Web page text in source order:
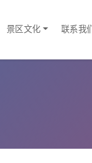
景区文化 联系我们